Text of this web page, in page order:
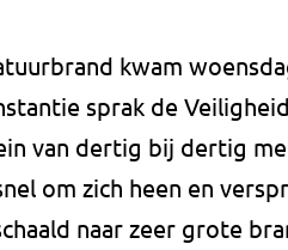
kwam
sprak de
van dertig bij dertig
om zich heen en
naar zeer grote